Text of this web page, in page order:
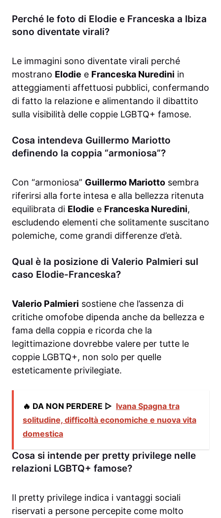
Perché le foto di Elodie e Franceska a Ibiza
sono diventate virali?
Le immagini sono diventate virali perché
mostrano Elodie e Franceska Nuredini in
atteggiamenti affettuosi pubblici, confermando
di fatto la relazione e alimentando il dibattito
sulla visibilità delle coppie LGBTQ+ famose.
Cosa intendeva Guillermo Mariotto
definendo la coppia “armoniosa”?
Con “armoniosa” Guillermo Mariotto sembra
riferirsi alla forte intesa e alla bellezza ritenuta
equilibrata di Elodie e Franceska Nuredini,
escludendo elementi che solitamente suscitano
polemiche, come grandi differenze d’età.
Qual è la posizione di Valerio Palmieri sul
caso Elodie-Franceska?
Valerio Palmieri sostiene che l’assenza di
critiche omofobe dipenda anche da bellezza e
fama della coppia e ricorda che la
legittimazione dovrebbe valere per tutte le
coppie LGBTQ+, non solo per quelle
esteticamente privilegiate.
🔥 DA NON PERDERE ▷ Ivana Spagna tra
solitudine, difficoltà economiche e nuova vita
domestica
Cosa si intende per pretty privilege nelle
relazioni LGBTQ+ famose?
Il pretty privilege indica i vantaggi sociali
riservati a persone percepite come molto